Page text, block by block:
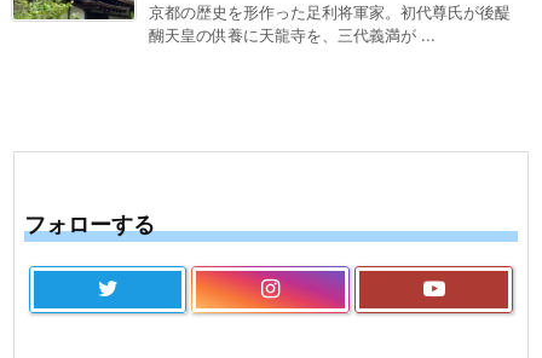
京都の歴史を形作った足利将軍家。初代尊氏が後醍
醐天皇の供養に天龍寺を、三代義満が ...
フォローする